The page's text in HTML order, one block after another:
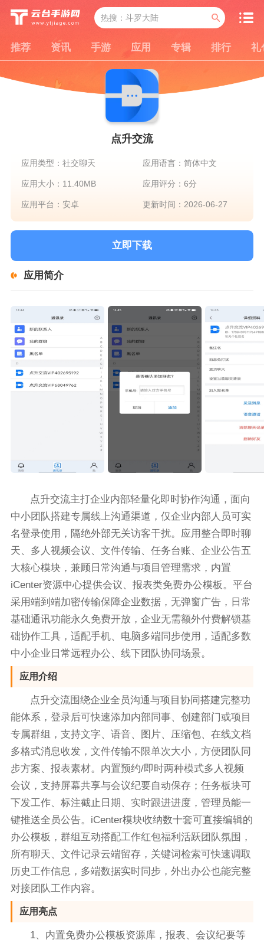
推荐 资讯 手游 应用 专辑 排行 礼
点升交流
应用类型：社交聊天 应用语言：简体中文
应用大小：11.40MB 应用评分：6分
应用平台：安卓 更新时间：2026-06-27
立即下载
应用简介
点升交流主打企业内部轻量化即时协作沟通，面向
中小团队搭建专属线上沟通渠道，仅企业内部人员可实
名登录使用，隔绝外部无关访客干扰。应用整合即时聊
天、多人视频会议、文件传输、任务台账、企业公告五
大核心模块，兼顾日常沟通与项目管理需求，内置
iCenter资源中心提供会议、报表类免费办公模板。平台
采用端到端加密传输保障企业数据，无弹窗广告，日常
基础通讯功能永久免费开放，企业无需额外付费解锁基
础协作工具，适配手机、电脑多端同步使用，适配多数
中小企业日常远程办公、线下团队协同场景。
应用介绍
点升交流围绕企业全员沟通与项目协同搭建完整功
能体系，登录后可快速添加内部同事、创建部门或项目
专属群组，支持文字、语音、图片、压缩包、在线文档
多格式消息收发，文件传输不限单次大小，方便团队同
步方案、报表素材。内置预约/即时两种模式多人视频
会议，支持屏幕共享与会议纪要自动保存；任务板块可
下发工作、标注截止日期、实时跟进进度，管理员能一
键推送全员公告。iCenter模块收纳数十套可直接编辑的
办公模板，群组互动搭配工作红包福利活跃团队氛围，
所有聊天、文件记录云端留存，关键词检索可快速调取
历史工作信息，多端数据实时同步，外出办公也能完整
对接团队工作内容。
应用亮点
1、内置免费办公模板资源库，报表、会议纪要等